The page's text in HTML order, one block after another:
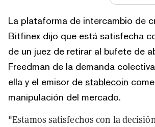
La plataforma de intercambio de
Bitfinex dijo que está satisfecha
de un juez de retirar al bufete de
Freedman de la demanda
ella y el emisor de stablecoin
manipulación del mercado.
"Estamos satisfechos con la